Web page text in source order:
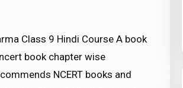
Class 9 Hindi Course A book
book chapter wise
NCERT books and